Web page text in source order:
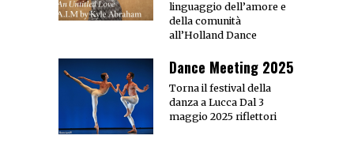
linguaggio dell’amore e
della comunità
all’Holland Dance
Dance Meeting 2025
Torna il festival della
danza a Lucca Dal 3
maggio 2025 riflettori